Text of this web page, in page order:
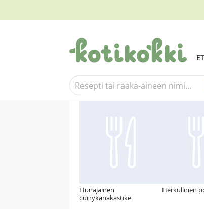
Suosittelemme myös
Hunajainen
currykanakastike
Herkullinen